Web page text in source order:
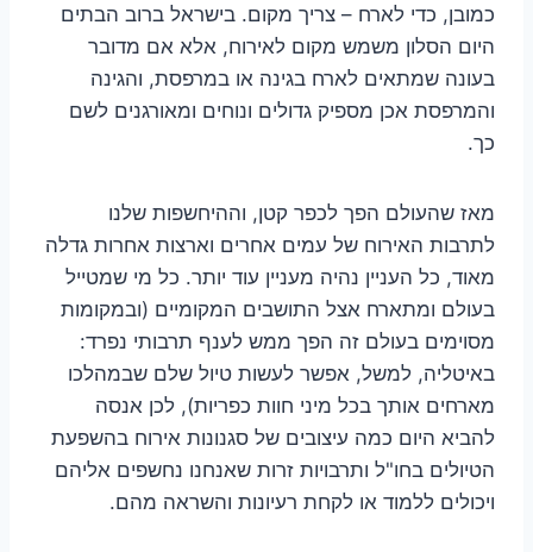
כמובן, כדי לארח – צריך מקום. בישראל ברוב הבתים
היום הסלון משמש מקום לאירוח, אלא אם מדובר
בעונה שמתאים לארח בגינה או במרפסת, והגינה
והמרפסת אכן מספיק גדולים ונוחים ומאורגנים לשם
כך.
מאז שהעולם הפך לכפר קטן, וההיחשפות שלנו
לתרבות האירוח של עמים אחרים וארצות אחרות גדלה
מאוד, כל העניין נהיה מעניין עוד יותר. כל מי שמטייל
בעולם ומתארח אצל התושבים המקומיים (ובמקומות
מסוימים בעולם זה הפך ממש לענף תרבותי נפרד:
באיטליה, למשל, אפשר לעשות טיול שלם שבמהלכו
מארחים אותך בכל מיני חוות כפריות), לכן אנסה
להביא היום כמה עיצובים של סגנונות אירוח בהשפעת
הטיולים בחו"ל ותרבויות זרות שאנחנו נחשפים אליהם
ויכולים ללמוד או לקחת רעיונות והשראה מהם.